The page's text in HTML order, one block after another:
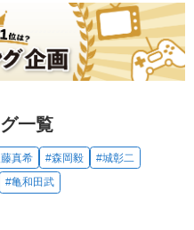
一覧
真希 #森岡毅
#城彰二
#亀和田武